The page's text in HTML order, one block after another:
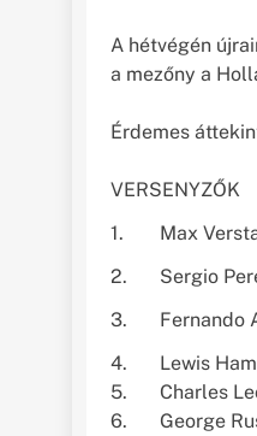
A hétvégén
a mezőny a
Érdemes
VERSENYZŐK
1.
Max
2.
Sergio
3.
Fernando
4.
Lewis
5.
Charles
6.
George